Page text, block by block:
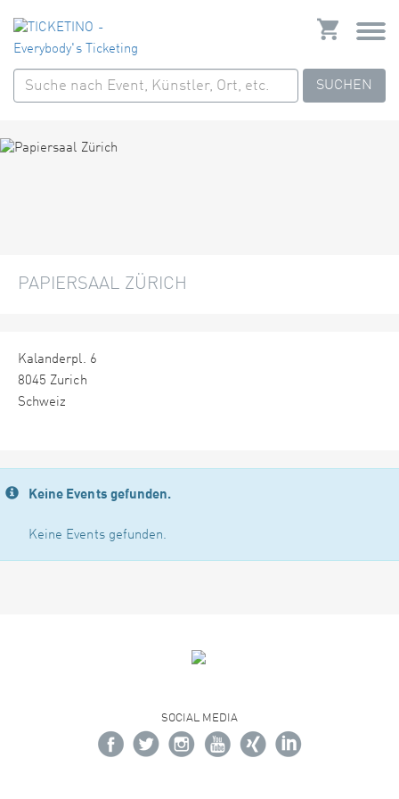
SUCHEN
PAPIERSAAL ZÜRICH
Kalanderpl. 6
8045 Zurich
Schweiz
Keine Events gefunden.
Keine Events gefunden.
SOCIAL MEDIA